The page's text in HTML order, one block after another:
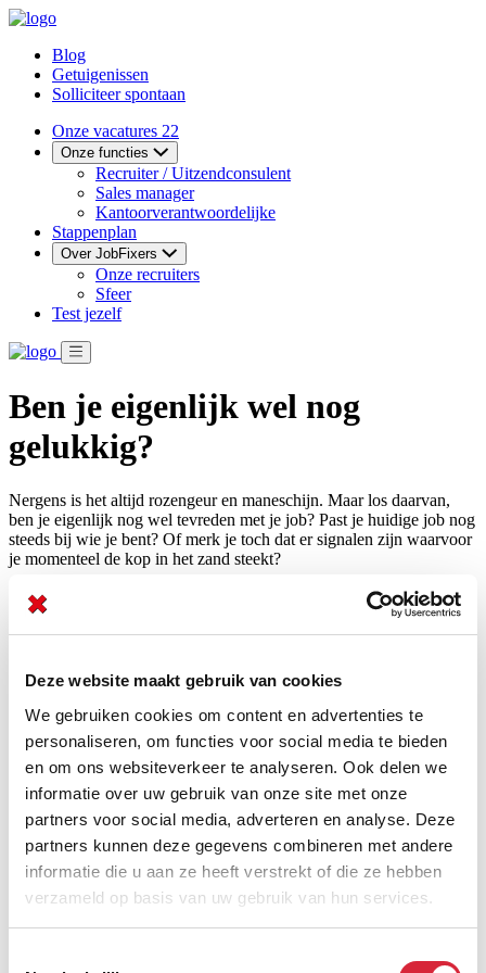
Deze website maakt gebruik van cookies
We gebruiken cookies om content en advertenties te
personaliseren, om functies voor social media te bieden
en om ons websiteverkeer te analyseren. Ook delen we
informatie over uw gebruik van onze site met onze
partners voor social media, adverteren en analyse. Deze
partners kunnen deze gegevens combineren met andere
informatie die u aan ze heeft verstrekt of die ze hebben
verzameld op basis van uw gebruik van hun services.
Blog
Getuigenissen
Solliciteer spontaan
Onze vacatures 22
Onze functies
Recruiter / Uitzendconsulent
Sales manager
Kantoorverantwoordelijke
Stappenplan
Over JobFixers
Onze recruiters
Sfeer
Test jezelf
Ben je eigenlijk wel nog
gelukkig?
Nergens is het altijd rozengeur en maneschijn. Maar los daarvan,
ben je eigenlijk nog wel tevreden met je job? Past je huidige job nog
steeds bij wie je bent? Of merk je toch dat er signalen zijn waarvoor
je momenteel de kop in het zand steekt?
Doe deze korte test en kom te weten hoe gelukkig je bent met je
huidige job.
Nooit
Soms, dat begint zo de zondagmiddag
Pieker je na de werkuren soms nog door over je werk?
Ja, op weg naar huis, in bed, als ik opsta,...
Nee, gedaan is
gedaan!
Welke invloed heeft je job op jou?
Geeft me energie
Kost me energie
Hoe vaak kijk je op je uurwerk tijdens een werkdag?
Meer dan 3 keer per dag
Minder dan 3 keer per dag
Ooit al spierpijn, hoofdpijn of buikpijn ervaren tijdens het werk?
Al meer dan eens, geen idee vanwaar het komt
me kiplekker
Al eens gedacht “Dit doe ik enkel nog voor de collega’s”?